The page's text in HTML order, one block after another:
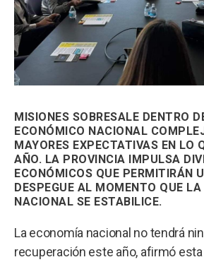
MISIONES SOBRESALE DENTRO
ECONÓMICO NACIONAL
MAYORES EXPECTATIVAS EN LO
AÑO. LA PROVINCIA IMPULSA
ECONÓMICOS QUE PERMITIRÁN
DESPEGUE AL MOMENTO QUE
NACIONAL SE ESTABILICE.
La economía nacional no tendrá
recuperación este año, afirmó esta